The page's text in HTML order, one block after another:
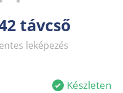
távcső
leképezés
Készleten